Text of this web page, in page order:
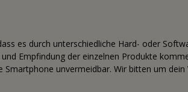
es durch unterschiedliche Hard- oder
Empfindung der einzelnen Produkte
Smartphone unvermeidbar. Wir bitten um dein